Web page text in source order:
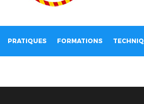
PRATIQUES FORMATIONS